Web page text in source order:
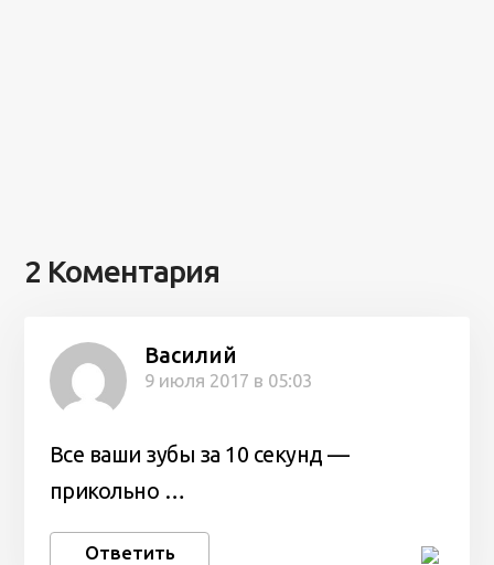
2 Коментария
Василий
9 июля 2017 в 05:03
Все ваши зубы за 10 секунд —
прикольно …
Ответить